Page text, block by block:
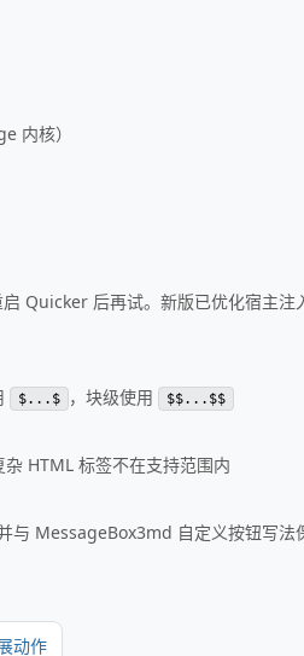
内核）
Quicker 后再试。新版已优化宿主注
$...$ ，块级使用 $$...$$
HTML 标签不在支持范围内
与 MessageBox3md 自定义按钮写法
动作